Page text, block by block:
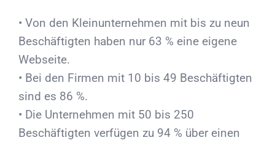
• Von den Kleinunternehmen mit bis zu neun
Beschäftigten haben nur 63 % eine eigene
Webseite.
• Bei den Firmen mit 10 bis 49 Beschäftigten
sind es 86 %.
• Die Unternehmen mit 50 bis 250
Beschäftigten verfügen zu 94 % über einen